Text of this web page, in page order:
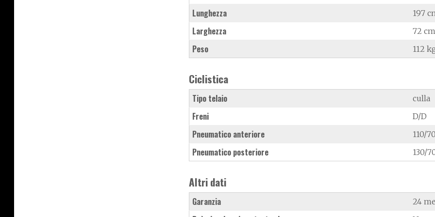
Lunghezza 197
Larghezza 72 cm
Peso 112
Ciclistica
Tipo telaio culla
Freni D/D
Pneumatico anteriore 110/
Pneumatico posteriore 130/
Altri dati
Garanzia 24